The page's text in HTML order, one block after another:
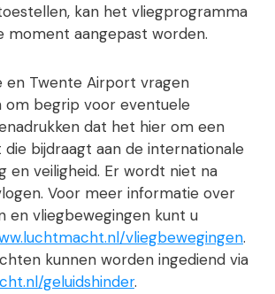
kan het vliegprogramma
moment aangepast worden.
en Twente Airport vragen
om begrip voor eventuele
dat het hier om een
die bijdraagt aan de internationale
en veiligheid. Er wordt niet na
Voor meer informatie over
en vliegbewegingen kunt u
vliegbewegingen.
kunnen worden ingediend via
geluidshinder.